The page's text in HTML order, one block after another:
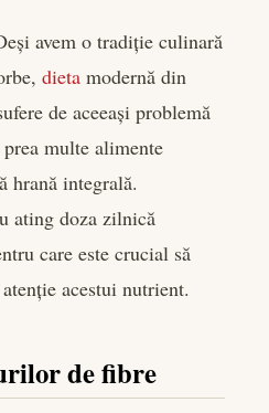
avem o tradiție culinară
dieta modernă din
de aceeași problemă
multe alimente
hrană integrală.
ating doza zilnică
care este crucial să
acestui nutrient.
de fibre